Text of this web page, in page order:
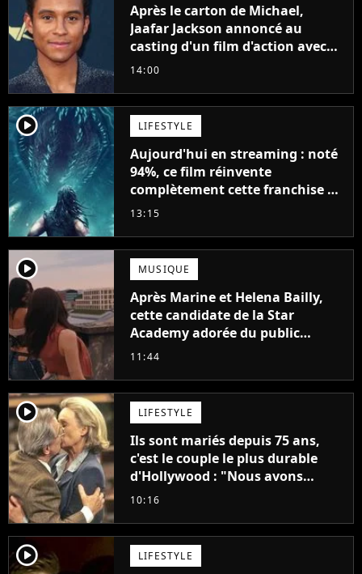
Après le carton de Michael,
Jaafar Jackson annoncé au
casting d'un film d'action avec
Will Smith
14:00
player2 LIFESTYLE
Aujourd'hui en streaming : noté
94%, ce film réinvente
complètement cette franchise de
science-fiction vieille de 40 ans
13:15
player2 MUSIQUE
Après Marine et Helena Bailly,
cette candidate de la Star
Academy adorée du public
annonce son premier album,
11:44
player2 LIFESTYLE
Ils sont mariés depuis 75 ans,
c'est le couple le plus durable
d'Hollywood : "Nous avons
avancé jour après jour, et les
décennies"
10:16
player2 LIFESTYLE